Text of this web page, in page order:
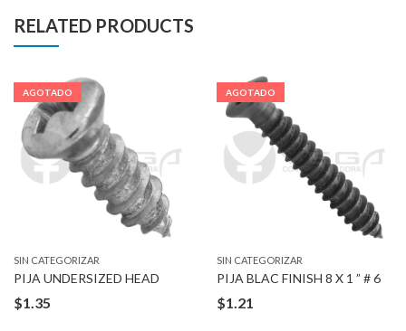
RELATED PRODUCTS
AGOTADO
SIN CATEGORIZAR
PIJA UNDERSIZED HEAD
$1.35
AGOTADO
SIN CATEGORIZAR
PIJA BLAC FINISH 8 X 1 ” # 6
$1.21